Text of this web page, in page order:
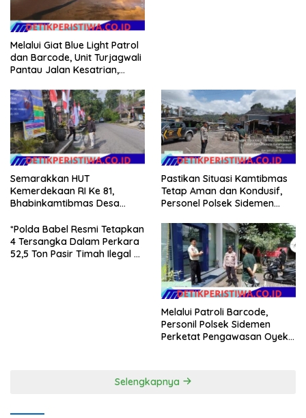
Melalui Giat Blue Light Patrol
dan Barcode, Unit Turjagwali
Pantau Jalan Kesatrian,
Semarakkan HUT
Kemerdekaan RI Ke 81,
Bhabinkamtibmas Desa
Warganya Kibarkan Bendera
Merah Putih
Pastikan Situasi Kamtibmas
Tetap Aman dan Kondusif,
Personel Polsek Sidemen
*Polda Babel Resmi Tetapkan
4 Tersangka Dalam Perkara
52,5 Ton Pasir Timah Ilegal Di
Melalui Patroli Barcode,
Personil Polsek Sidemen
Perketat Pengawasan Oyek
Selengkapnya